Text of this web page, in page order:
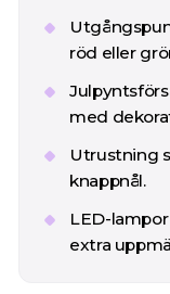
röd eller
med
Utrustning
knappnål.
LED-
extra